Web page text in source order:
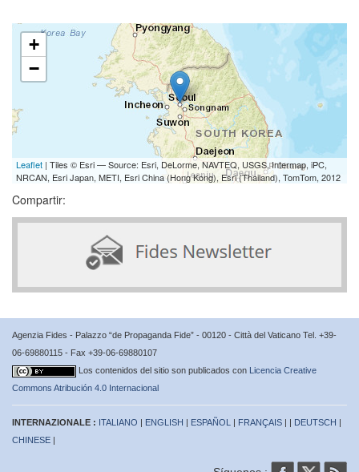
+
−
Leaflet | Tiles © Esri — Source: Esri, DeLorme, NAVTEQ, USGS, Intermap, iPC,
NRCAN, Esri Japan, METI, Esri China (Hong Kong), Esri (Thailand), TomTom, 2012
Compartir:
Agenzia Fides - Palazzo “de Propaganda Fide” - 00120 - Città del Vaticano Tel. +39-
06-69880115 - Fax +39-06-69880107
Los contenidos del sitio son publicados con Licencia Creative
Commons Atribución 4.0 Internacional
INTERNAZIONALE : ITALIANO | ENGLISH | ESPAÑOL | FRANÇAIS | | DEUTSCH |
CHINESE |